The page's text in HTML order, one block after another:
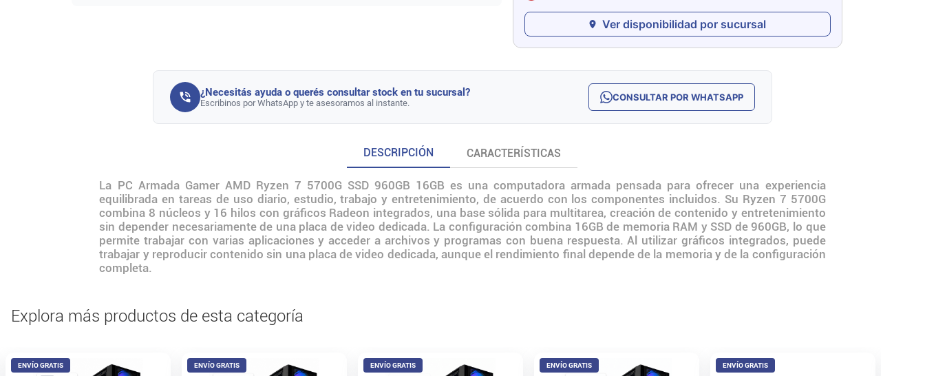
Ver disponibilidad por sucursal
¿Necesitás ayuda o querés consultar stock en tu sucursal?
Escribinos por WhatsApp y te asesoramos al instante. CONSULTAR POR WHATSAPP
DESCRIPCIÓN CARACTERÍSTICAS
La PC Armada Gamer AMD Ryzen 7 5700G SSD 960GB 16GB es una computadora armada pensada para ofrecer una experiencia
equilibrada en tareas de uso diario, estudio, trabajo y entretenimiento, de acuerdo con los componentes incluidos. Su Ryzen 7 5700G
combina 8 núcleos y 16 hilos con gráficos Radeon integrados, una base sólida para multitarea, creación de contenido y entretenimiento
sin depender necesariamente de una placa de video dedicada. La configuración combina 16GB de memoria RAM y SSD de 960GB, lo que
permite trabajar con varias aplicaciones y acceder a archivos y programas con buena respuesta. Al utilizar gráficos integrados, puede
trabajar y reproducir contenido sin una placa de video dedicada, aunque el rendimiento final depende de la memoria y de la configuración
completa.
Explora más productos de esta categoría
ENVÍO GRATIS ENVÍO GRATIS ENVÍO GRATIS ENVÍO GRATIS ENVÍO GRATIS